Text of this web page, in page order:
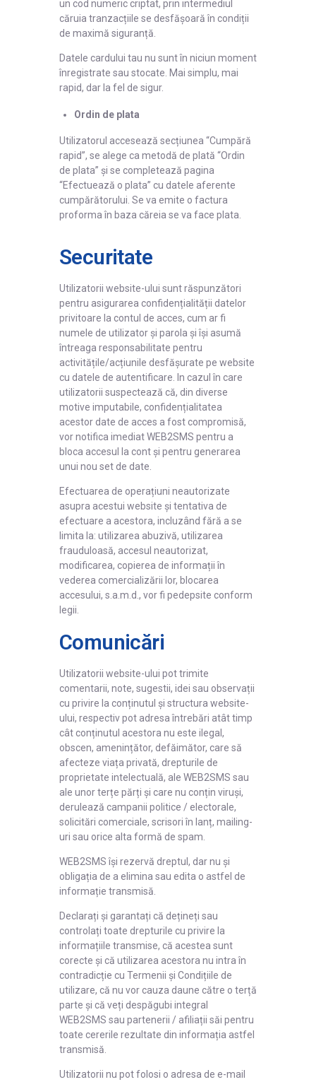
un cod numeric criptat, prin intermediul
căruia tranzacțiile se desfășoară în condiții
de maximă siguranță.
Datele cardului tau nu sunt în niciun moment
înregistrate sau stocate. Mai simplu, mai
rapid, dar la fel de sigur.
Ordin de plata
Utilizatorul accesează secțiunea “Cumpără
rapid”, se alege ca metodă de plată “Ordin
de plata” și se completează pagina
“Efectuează o plata” cu datele aferente
cumpărătorului. Se va emite o factura
proforma în baza căreia se va face plata.
Securitate
Utilizatorii website-ului sunt răspunzători
pentru asigurarea confidențialității datelor
privitoare la contul de acces, cum ar fi
numele de utilizator și parola și își asumă
întreaga responsabilitate pentru
activitățile/acțiunile desfășurate pe website
cu datele de autentificare. In cazul în care
utilizatorii suspectează că, din diverse
motive imputabile, confidențialitatea
acestor date de acces a fost compromisă,
vor notifica imediat WEB2SMS pentru a
bloca accesul la cont și pentru generarea
unui nou set de date.
Efectuarea de operațiuni neautorizate
asupra acestui website și tentativa de
efectuare a acestora, incluzând fără a se
limita la: utilizarea abuzivă, utilizarea
frauduloasă, accesul neautorizat,
modificarea, copierea de informații în
vederea comercializării lor, blocarea
accesului, s.a.m.d., vor fi pedepsite conform
legii.
Comunicări
Utilizatorii website-ului pot trimite
comentarii, note, sugestii, idei sau observații
cu privire la conținutul și structura website-
ului, respectiv pot adresa întrebări atât timp
cât conținutul acestora nu este ilegal,
obscen, amenințător, defăimător, care să
afecteze viața privată, drepturile de
proprietate intelectuală, ale WEB2SMS sau
ale unor terțe părți și care nu conțin viruși,
derulează campanii politice / electorale,
solicitări comerciale, scrisori în lanț, mailing-
uri sau orice alta formă de spam.
WEB2SMS își rezervă dreptul, dar nu și
obligația de a elimina sau edita o astfel de
informație transmisă.
Declarați și garantați că dețineți sau
controlați toate drepturile cu privire la
informațiile transmise, că acestea sunt
corecte și că utilizarea acestora nu intra în
contradicție cu Termenii și Condițiile de
utilizare, că nu vor cauza daune către o terță
parte și că veți despăgubi integral
WEB2SMS sau partenerii / afiliații săi pentru
toate cererile rezultate din informația astfel
transmisă.
Utilizatorii nu pot folosi o adresa de e-mail